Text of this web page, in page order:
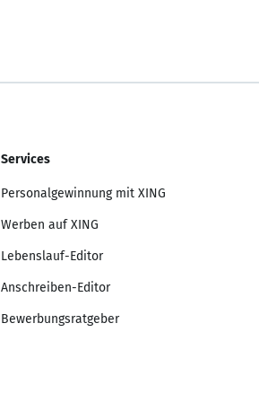
Services
Personalgewinnung mit XING
Werben auf XING
Lebenslauf-Editor
Anschreiben-Editor
Bewerbungsratgeber